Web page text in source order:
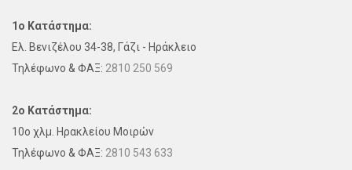
1ο Κατάστημα:
Ελ. Βενιζέλου 34-38, Γάζι - Ηράκλειο
Τηλέφωνo & ΦΑΞ: 2810 250 569
2ο Κατάστημα:
10ο χλμ. Ηρακλείου Μοιρών
Τηλέφωνo & ΦΑΞ: 2810 543 633